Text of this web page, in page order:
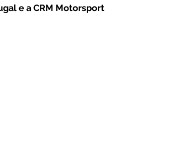
e a CRM Motorsport